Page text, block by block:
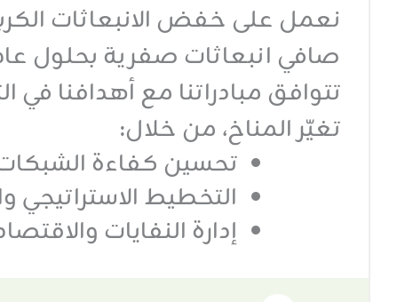
نعمل على خفض الانبعاثات
صافي انبعاثات صفرية بحلول عام
تتوافق مبادراتنا مع أهدافنا
تغيّر المناخ، من خلال:
تحسين كفاءة
التخطيط الاستراتيجي
إدارة النفايات